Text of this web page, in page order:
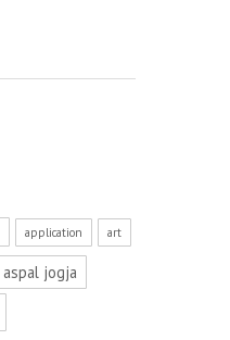
application art
aspal jogja